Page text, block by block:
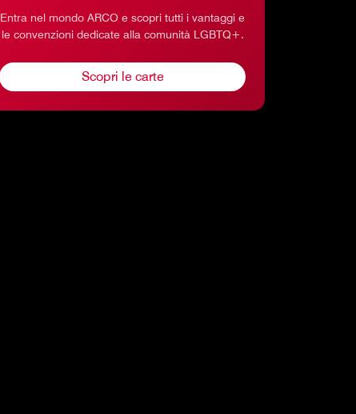
Entra nel mondo ARCO e scopri tutti i vantaggi e
le convenzioni dedicate alla comunità LGBTQ+.
Scopri le carte